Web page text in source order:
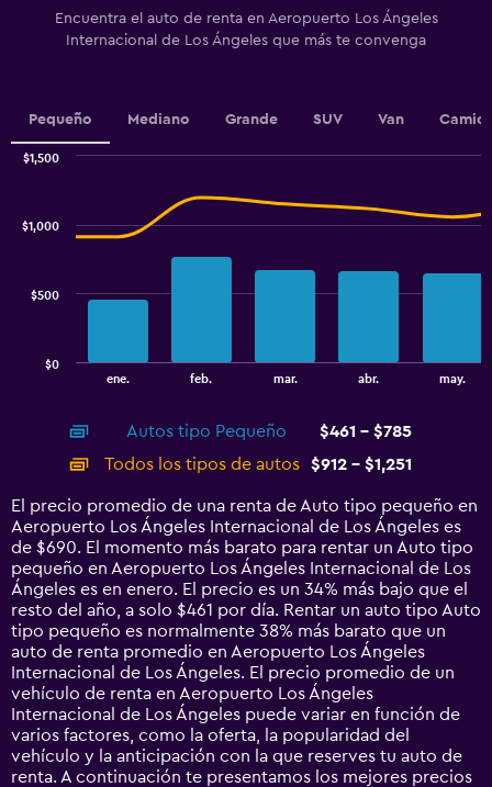
The
chart
axis
displaying
values.
to
Encuentra el auto de renta en Aeropuerto Los Ángeles
Internacional de Los Ángeles que más te convenga
Pequeño Mediano Grande SUV Van
displaying
categories.
14
categories.
The
chart
has
1
Y
axis
displaying
values.
Range:
0
to
1500.
ene. feb. mar. abr. may.
$0
$500
$1,000
$1,500
Autos tipo Pequeño
$461 - $785
Todos los tipos de autos
$912 - $1,251
El precio promedio de una renta de Auto tipo pequeño en
Aeropuerto Los Ángeles Internacional de Los Ángeles es
de $690. El momento más barato para rentar un Auto tipo
pequeño en Aeropuerto Los Ángeles Internacional de Los
Ángeles es en enero. El precio es un 34% más bajo que el
resto del año, a solo $461 por día. Rentar un auto tipo Auto
tipo pequeño es normalmente 38% más barato que un
auto de renta promedio en Aeropuerto Los Ángeles
Internacional de Los Ángeles. El precio promedio de un
vehículo de renta en Aeropuerto Los Ángeles
Internacional de Los Ángeles puede variar en función de
varios factores, como la oferta, la popularidad del
vehículo y la anticipación con la que reserves tu auto de
renta. A continuación te presentamos los mejores precios